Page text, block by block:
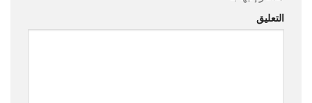
التعليق